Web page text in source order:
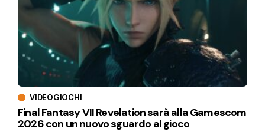
VIDEOGIOCHI
Final Fantasy VII Revelation sarà alla Gamescom
2026 con un nuovo sguardo al gioco